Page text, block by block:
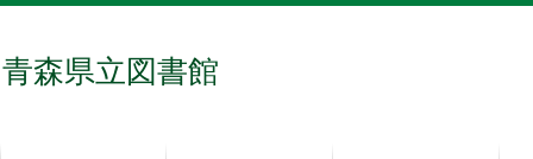
青森県立図書館